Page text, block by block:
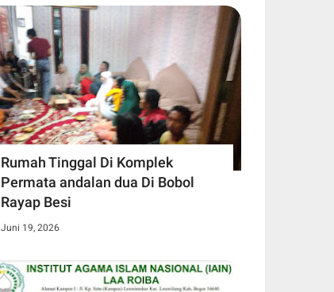
Rumah Tinggal Di Komplek
Permata andalan dua Di Bobol
Rayap Besi
Juni 19, 2026